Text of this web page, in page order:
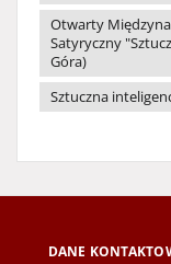
Otwarty
Satyryczny
Góra)
Sztuczna
DANE